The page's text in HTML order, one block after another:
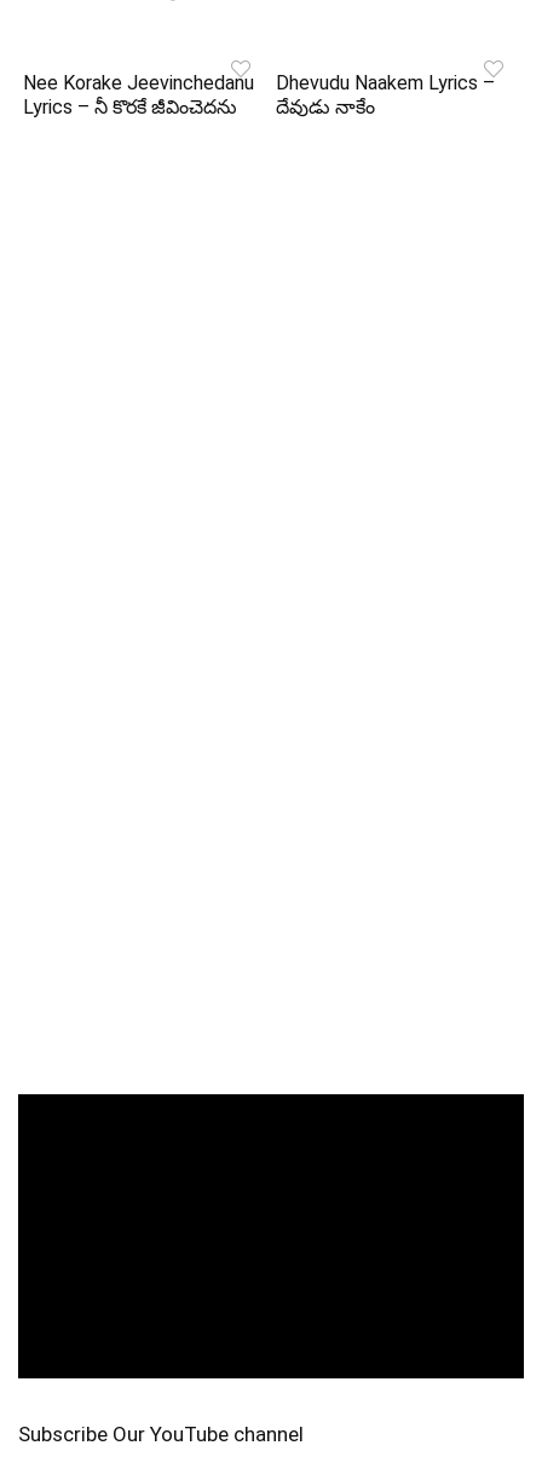
Nee Korake Jeevinchedanu
Lyrics – నీ కొరకే జీవించెదను
Dhevudu Naakem Lyrics –
దేవుడు నాకేం
Subscribe Our YouTube channel